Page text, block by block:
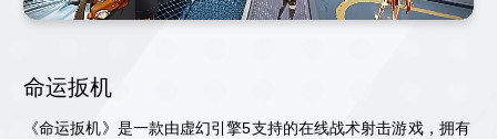
命运扳机
《命运扳机》是一款由虚幻引擎5支持的在线战术射击游戏，拥有